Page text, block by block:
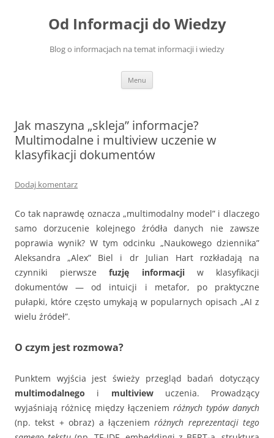
Od Informacji do Wiedzy
Blog o informacjach na temat informacji i wiedzy
Menu
Jak maszyna „skleja” informacje?
Multimodalne i multiview uczenie w
klasyfikacji dokumentów
Dodaj komentarz
Co tak naprawdę oznacza „multimodalny model” i dlaczego
samo dorzucenie kolejnego źródła danych nie zawsze
poprawia wynik? W tym odcinku „Naukowego dziennika”
Aleksandra „Alex” Biel i dr Julian Hart rozkładają na
czynniki pierwszefuzję informacjiw klasyfikacji
dokumentów — od intuicji i metafor, po praktyczne
pułapki, które często umykają w popularnych opisach „AI z
wielu źródeł”.
O czym jest rozmowa?
Punktem wyjścia jest świeży przegląd badań dotyczący
multimodalnego i multiviewuczenia. Prowadzący
wyjaśniają różnicę między łączeniem różnych typów danych
(np. tekst + obraz) a łączeniemróżnych reprezentacji tego